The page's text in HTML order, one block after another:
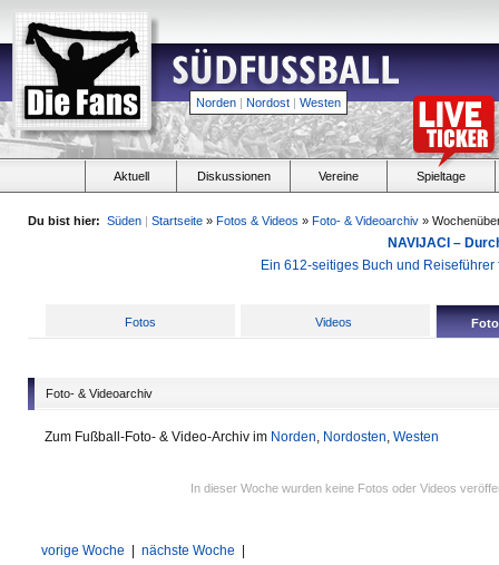
Norden | Nordost | Westen
Aktuell Diskussionen Vereine Spieltage
Du bist hier: Süden | Startseite » Fotos & Videos » Foto- & Videoarchiv »
NAVIJACI –
Ein 612-seitiges Buch und
Fotos Videos
Foto- & Videoarchiv
Zum Fußball-Foto- & Video-Archiv im Norden, Nordosten, Westen
In dieser Woche wurden keine Fotos oder Videos
vorige Woche nächste Woche